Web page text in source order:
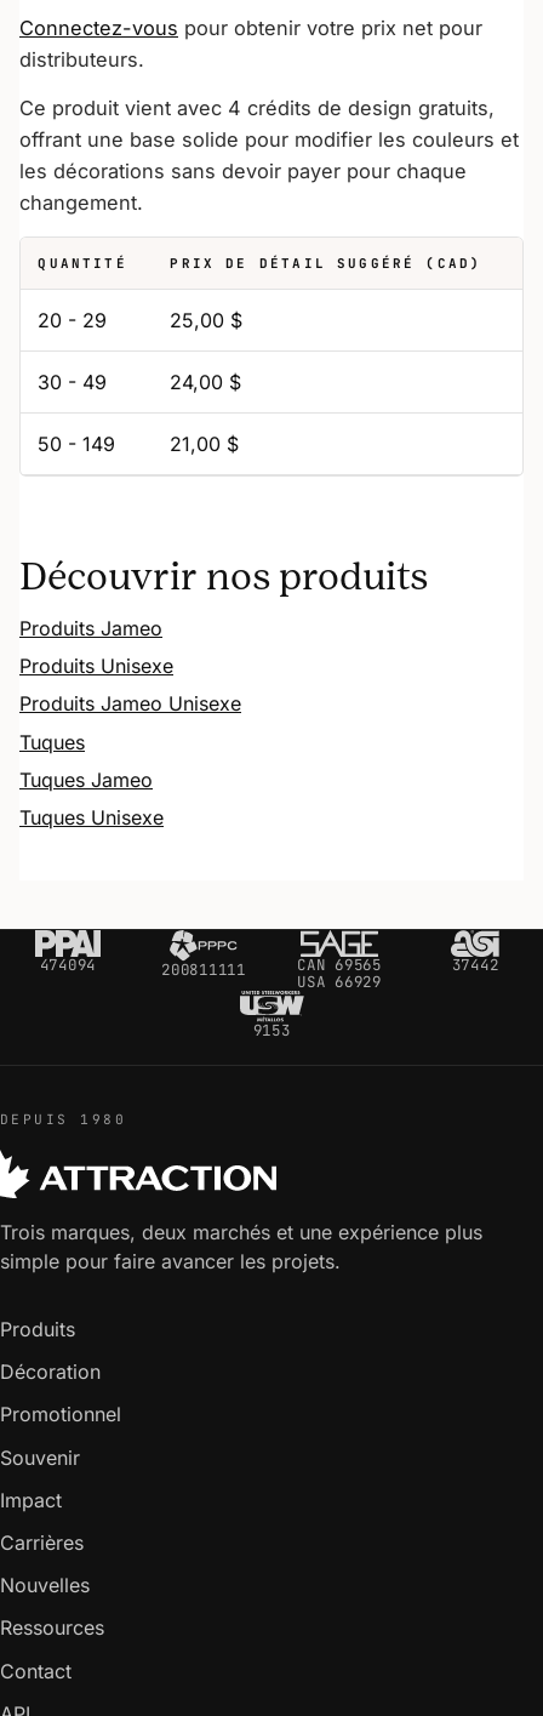
Connectez-vous pour obtenir votre prix net pour
distributeurs.
Ce produit vient avec 4 crédits de design gratuits,
offrant une base solide pour modifier les couleurs et
les décorations sans devoir payer pour chaque
changement.
QUANTITÉ PRIX DE DÉTAIL SUGGÉRÉ (CAD)
20 - 29 25,00 $
30 - 49 24,00 $
50 - 149 21,00 $
Découvrir nos produits
Produits Jameo
Produits Unisexe
Produits Jameo Unisexe
Tuques
Tuques Jameo
Tuques Unisexe
474094 200811111
CAN 69565
USA 66929
37442
9153
DEPUIS 1980
Trois marques, deux marchés et une expérience plus
simple pour faire avancer les projets.
Produits
Décoration
Promotionnel
Souvenir
Impact
Carrières
Nouvelles
Ressources
Contact